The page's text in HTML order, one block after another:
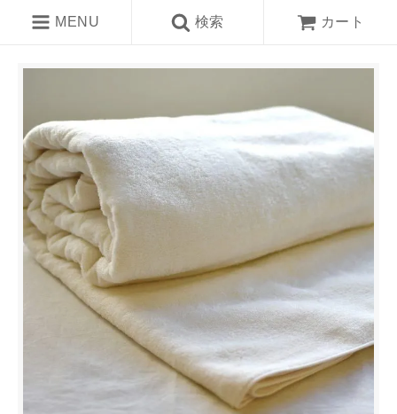
MENU 検索 カート